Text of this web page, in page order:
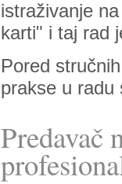
istraživanje
karti" i taj rad
Pored
prakse u radu
Predavač